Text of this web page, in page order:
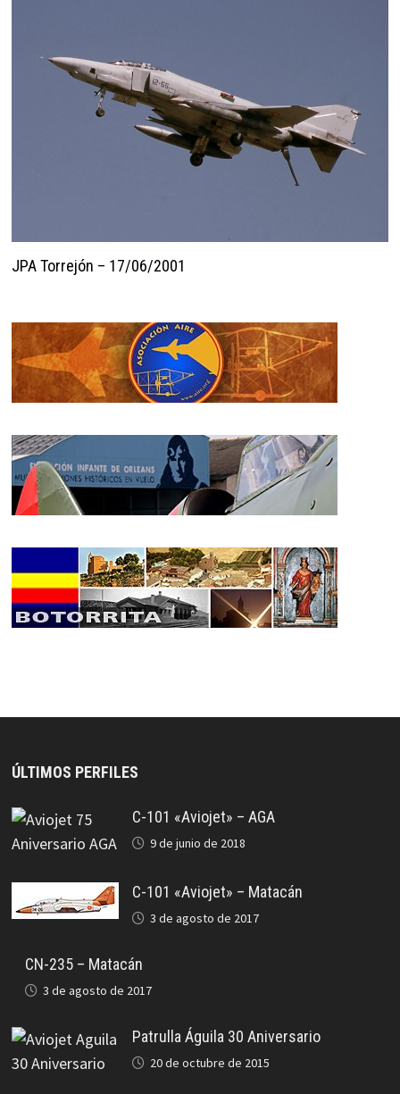
JPA Torrejón – 17/06/2001
ÚLTIMOS PERFILES
C-101 «Aviojet» – AGA
9 de junio de 2018
C-101 «Aviojet» – Matacán
3 de agosto de 2017
CN-235 – Matacán
3 de agosto de 2017
Patrulla Águila 30 Aniversario
20 de octubre de 2015